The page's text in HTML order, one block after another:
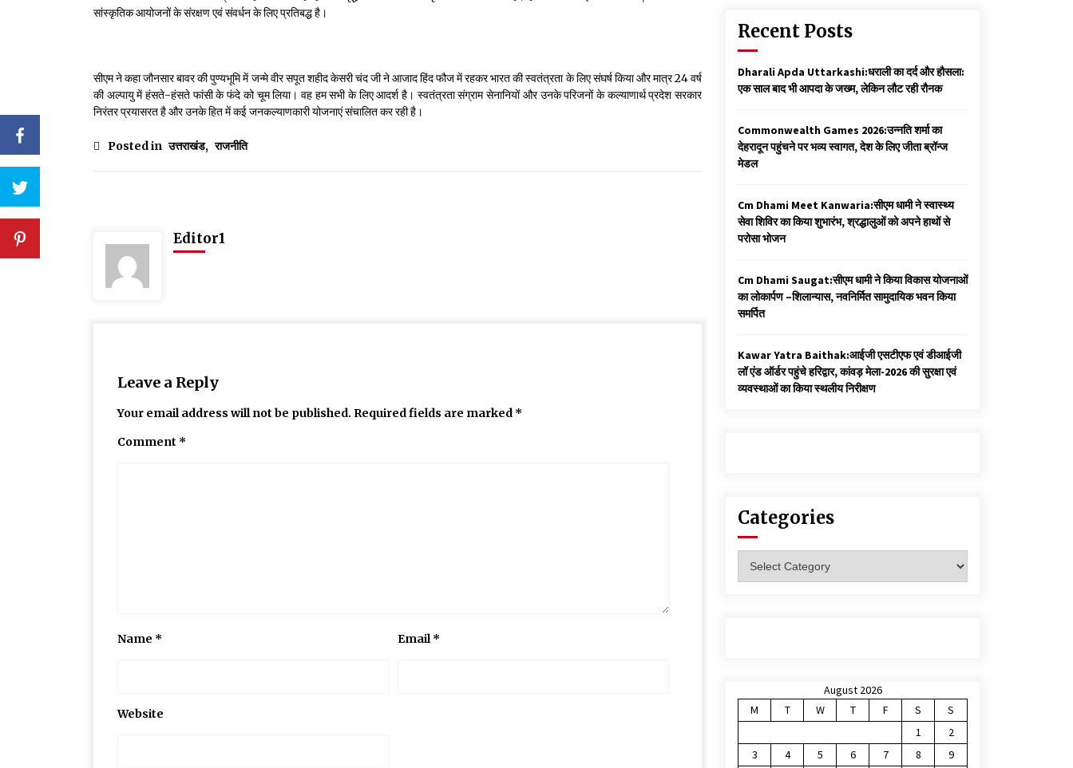
सांस्कृतिक आयोजनों के संरक्षण एवं संवर्धन के लिए प्रतिबद्ध है।
सीएम ने कहा जौनसार बावर की पुण्यभूमि में जन्मे वीर सपूत शहीद केसरी चंद जी ने आजाद हिंद फौज में रहकर भारत की स्वतंत्रता के लिए संघर्ष किया और मात्र 24 वर्ष
की अल्पायु में हंसते-हंसते फांसी के फंदे को चूम लिया। वह हम सभी के लिए आदर्श है। स्वतंत्रता संग्राम सेनानियों और उनके परिजनों के कल्याणार्थ प्रदेश सरकार
निरंतर प्रयासरत है और उनके हित में कई जनकल्याणकारी योजनाएं संचालित कर रही है।
Posted in उत्तराखंड, राजनीति
Editor1
Leave a Reply
Your email address will not be published. Required fields are marked *
Comment *
Name * Email*
Website
Recent Posts
Dharali Apda Uttarkashi:धराली का दर्द और हौसला:
एक साल बाद भी आपदा के जख्म, लेकिन लौट रही रौनक
Commonwealth Games 2026:उन्नति शर्मा का
देहरादून पहुंचने पर भव्य स्वागत, देश के लिए जीता ब्रॉन्ज
मेडल
Cm Dhami Meet Kanwaria:सीएम धामी ने स्वास्थ्य
सेवा शिविर का किया शुभारंभ, श्रद्धालुओं को अपने हाथों से
परोसा भोजन
Cm Dhami Saugat:सीएम धामी ने किया विकास योजनाओं
का लोकार्पण –शिलान्यास, नवनिर्मित सामुदायिक भवन किया
समर्पित
Kawar Yatra Baithak:आईजी एसटीएफ एवं डीआईजी
लॉ एंड ऑर्डर पहुंचे हरिद्वार, कांवड़ मेला-2026 की सुरक्षा एवं
व्यवस्थाओं का किया स्थलीय निरीक्षण
Categories
August 2026
M
T W T F S
S
1
2
3
4 5 6 7 8
9